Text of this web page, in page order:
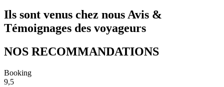
Ils sont venus chez nousAvis &
Témoignages des voyageurs
NOS RECOMMANDATIONS
Booking
9,5